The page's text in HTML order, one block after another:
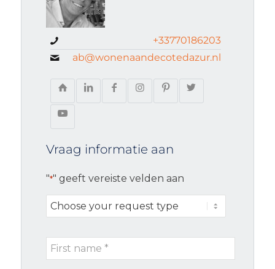
+33770186203
ab@wonenaandecotedazur.nl
Vraag informatie aan
"*" geeft vereiste velden aan
Choose
your
type
First
name